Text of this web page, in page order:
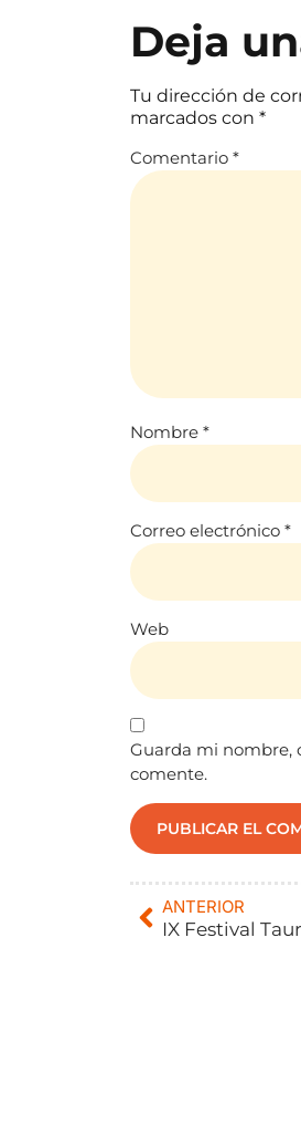
Deja
Tu dirección de
marcados con *
Comentario *
Nombre *
Correo electrónico *
Web
Guarda mi nombre,
comente.
ANTERIOR